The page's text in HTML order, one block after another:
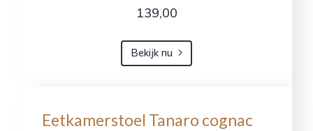
139,00
Bekijk nu
Eetkamerstoel Tanaro cognac